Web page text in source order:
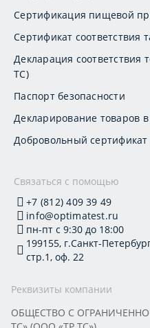
Сертификация пищевой
Сертификат соответствия
Декларация соответствия
ТС)
Паспорт безопасности
Декларирование товаров
Добровольный
Связаться с помощью
+7 (812) 409 39 49
info@optimatest.ru
пн-пт с 9:30 до 18:00
199155, г.Санкт-
стр.1, оф. 22
Реквизиты компании
ОБЩЕСТВО С